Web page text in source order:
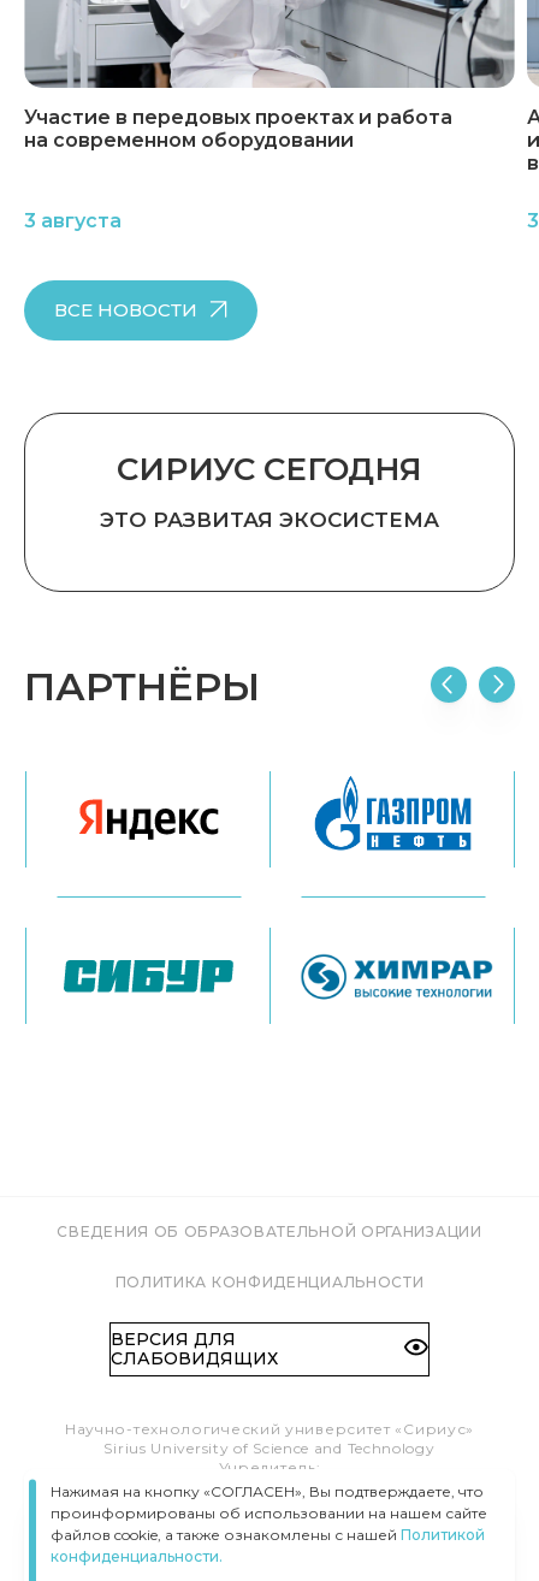
Участие в передовых проектах и работа
на современном оборудовании
3 августа
ВСЕ НОВОСТИ
СИРИУС СЕГОДНЯ
ЭТО РАЗВИТАЯ ЭКОСИСТЕМА
ПАРТНЁРЫ
СВЕДЕНИЯ ОБ ОБРАЗОВАТЕЛЬНОЙ ОРГАНИЗАЦИИ
ПОЛИТИКА КОНФИДЕНЦИАЛЬНОСТИ
ВЕРСИЯ ДЛЯ
СЛАБОВИДЯЩИХ
Научно-технологический университет «Сириус»
Sirius University of Science and Technology
Учредитель:
Образовательный Фонд «Талант и успех»
Федеральная территория «Сириус»,
Тел.:8 (800) 100 41 55
info@siriusuniversity.ru
Нажимая на кнопку «СОГЛАСЕН», Вы подтверждаете, что
проинформированы об использовании на нашем сайте
файлов cookie, а также ознакомлены с нашей Политикой
конфиденциальности.